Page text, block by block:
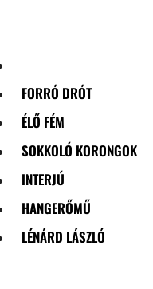
FORRÓ DRÓT
ÉLŐ FÉM
SOKKOLÓ KORONGOK
INTERJÚ
HANGERŐMŰ
LÉNÁRD LÁSZLÓ